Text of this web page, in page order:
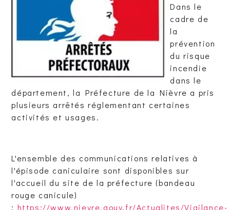
Dans le
cadre de
la
prévention
du risque
incendie
dans le
département, la Préfecture de la Nièvre a pris
plusieurs arrêtés réglementant certaines
activités et usages.
L'ensemble des communications relatives à
l'épisode caniculaire sont disponibles sur
l'accueil du site de la préfecture (bandeau
rouge canicule)
: https://www.nievre.gouv.fr/Actualites/Vigilance-